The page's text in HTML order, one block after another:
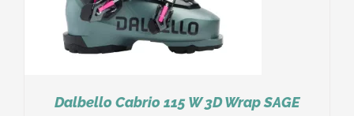
Dalbello Cabrio 115 W 3D Wrap SAGE